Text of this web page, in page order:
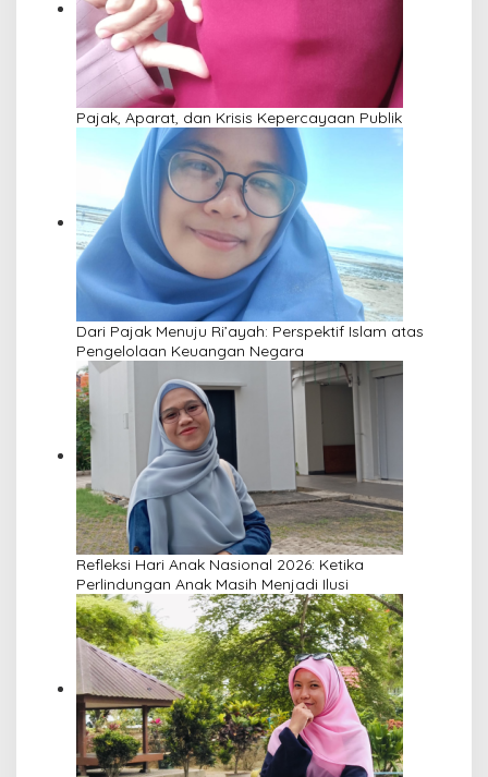
Pajak, Aparat, dan Krisis Kepercayaan Publik
Dari Pajak Menuju Ri’ayah: Perspektif Islam atas
Pengelolaan Keuangan Negara
Refleksi Hari Anak Nasional 2026: Ketika
Perlindungan Anak Masih Menjadi Ilusi